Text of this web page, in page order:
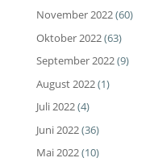
November 2022(60)
Oktober 2022(63)
September 2022(9)
August 2022(1)
Juli 2022(4)
Juni 2022(36)
Mai 2022(10)